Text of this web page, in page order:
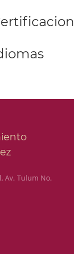
Av. Tulum No.